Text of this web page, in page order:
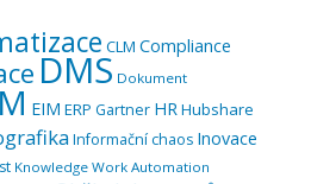
CLM Compliance
DMS Dokument
EIM ERP Gartner HR Hubshare
Informační chaos Inovace
Knowledge Work Automation